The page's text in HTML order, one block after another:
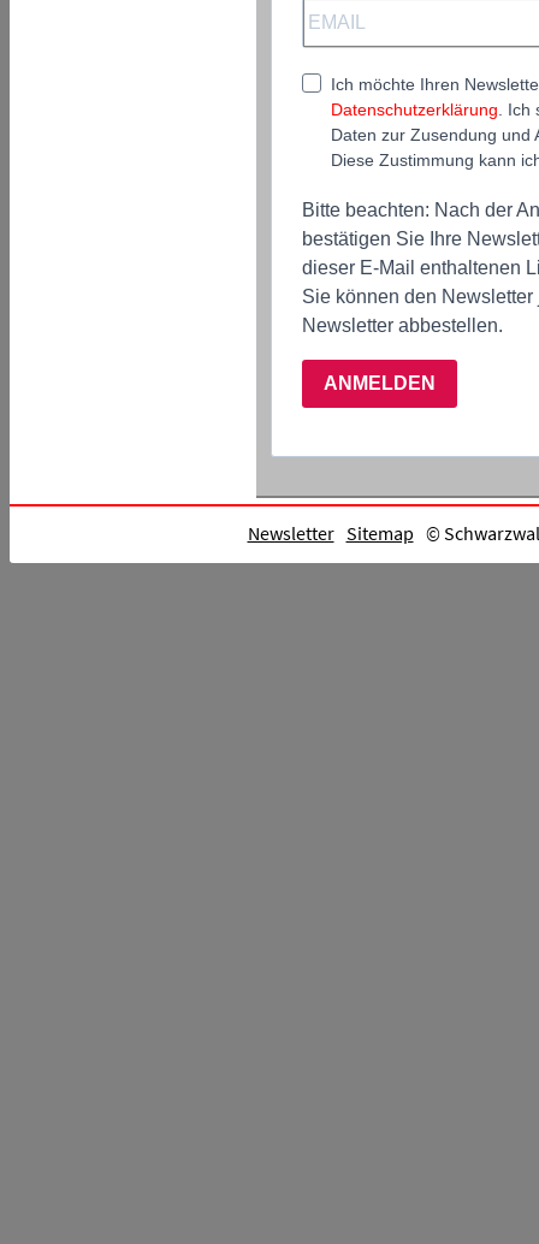
Ich möchte Ihren
Datenschutzerklärung .
Daten zur Zusendung
Diese Zustimmung kann
Bitte beachten: Nach der
bestätigen Sie Ihre
dieser E-Mail enthaltenen
Sie können den
Newsletter abbestellen.
ANMELDEN
Newsletter Sitemap ©